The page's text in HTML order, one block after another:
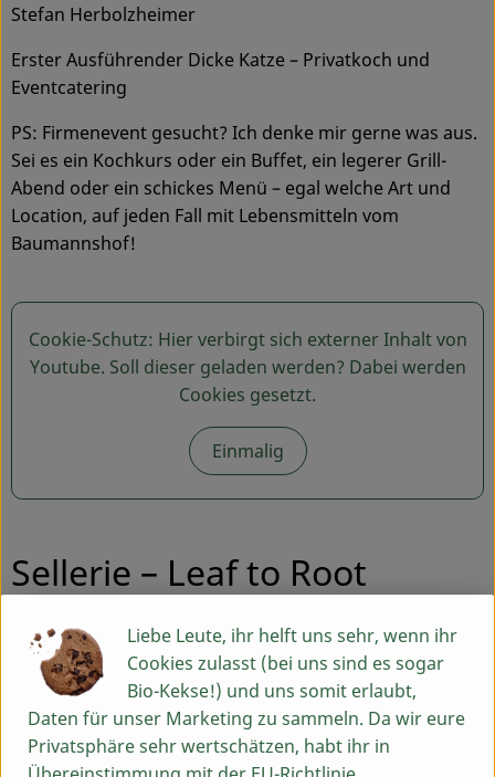
Stefan Herbolzheimer
Erster Ausführender Dicke Katze – Privatkoch und
Eventcatering
PS: Firmenevent gesucht? Ich denke mir gerne was aus.
Sei es ein Kochkurs oder ein Buffet, ein legerer Grill-
Abend oder ein schickes Menü – egal welche Art und
Location, auf jeden Fall mit Lebensmitteln vom
Baumannshof!
Cookie-Schutz: Hier verbirgt sich externer Inhalt von
Youtube. Soll dieser geladen werden? Dabei werden
Cookies gesetzt.
Einmalig
Sellerie – Leaf to Root
Für 4 Portionen
1 Sellerie mit Grün
2 Karotten
1 kleine rote Zwiebel
1 EL Gewürzessig (ezzich Essigmanufaktur)
Liebe Leute, ihr helft uns sehr, wenn ihr
Cookies zulasst (bei uns sind es sogar
Bio-Kekse!) und uns somit erlaubt,
Daten für unser Marketing zu sammeln. Da wir eure
Privatsphäre sehr wertschätzen, habt ihr in